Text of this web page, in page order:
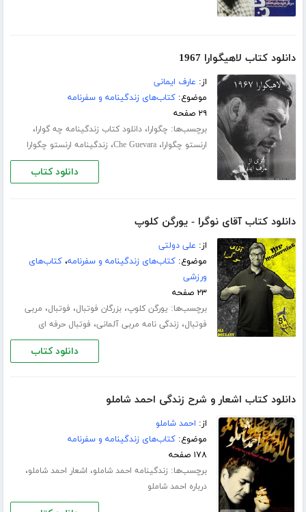
دانلود کتاب لاهیگوارا 1967
از: عارف ایمانی
موضوع:کتاب‌های زندگینامه و سفرنامه
۲۹ صفحه
برچسب‌ها: چگوارا،دانلود کتاب زندگینامه چه گوارا،
ارنستو چگوارا،Che Guevara، زندگینامه ارنستو چگوارا
دانلود کتاب
دانلود کتاب آقای نوگرا - یورگن کلوپ
از: علی دولتی
موضوع:کتاب‌های زندگینامه و سفرنامه،کتاب‌های
ورزشی
۲۳ صفحه
برچسب‌ها: یورگن کلوپ،بزرگان فوتبال، فوتبال، مربی
فوتبال، زندگی نامه مربی آلمانی، فوتبال حرفه ای
دانلود کتاب
دانلود کتاب اشعار و شرح زندگی احمد شاملو
از: احمد شاملو
موضوع:کتاب‌های زندگینامه و سفرنامه
۱۷۸ صفحه
برچسب‌ها: زندگینامه احمد شاملو، اشعار احمد شاملو،
درباره احمد شاملو